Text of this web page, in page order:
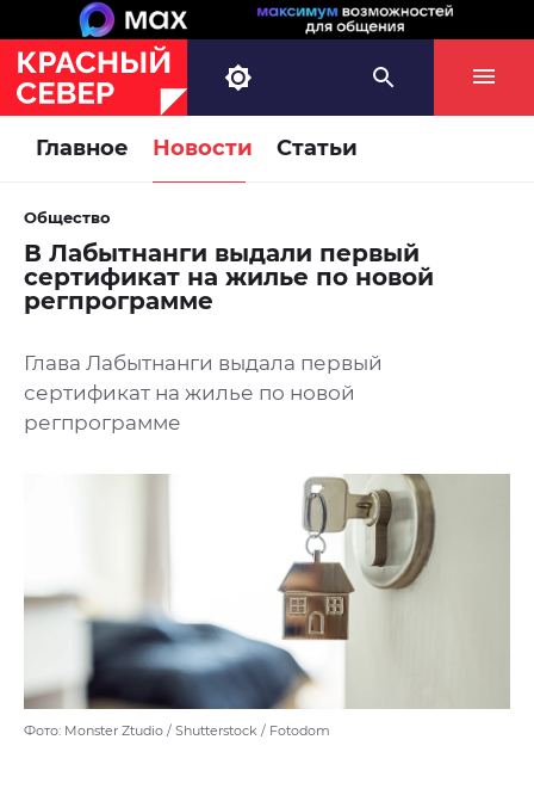
Главное Новости Статьи
Общество
В Лабытнанги выдали первый
сертификат на жилье по новой
регпрограмме
Глава Лабытнанги выдала первый
сертификат на жилье по новой
регпрограмме
Фото: Monster Ztudio / Shutterstock / Fotodom